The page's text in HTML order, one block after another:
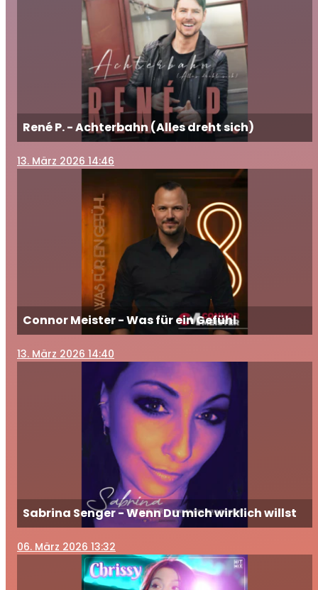
René P. - Achterbahn (Alles dreht sich)
13. März 2026 14:46
Connor Meister - Was für ein Gefühl
13. März 2026 14:40
Sabrina Senger - Wenn Du mich wirklich willst
06. März 2026 13:32